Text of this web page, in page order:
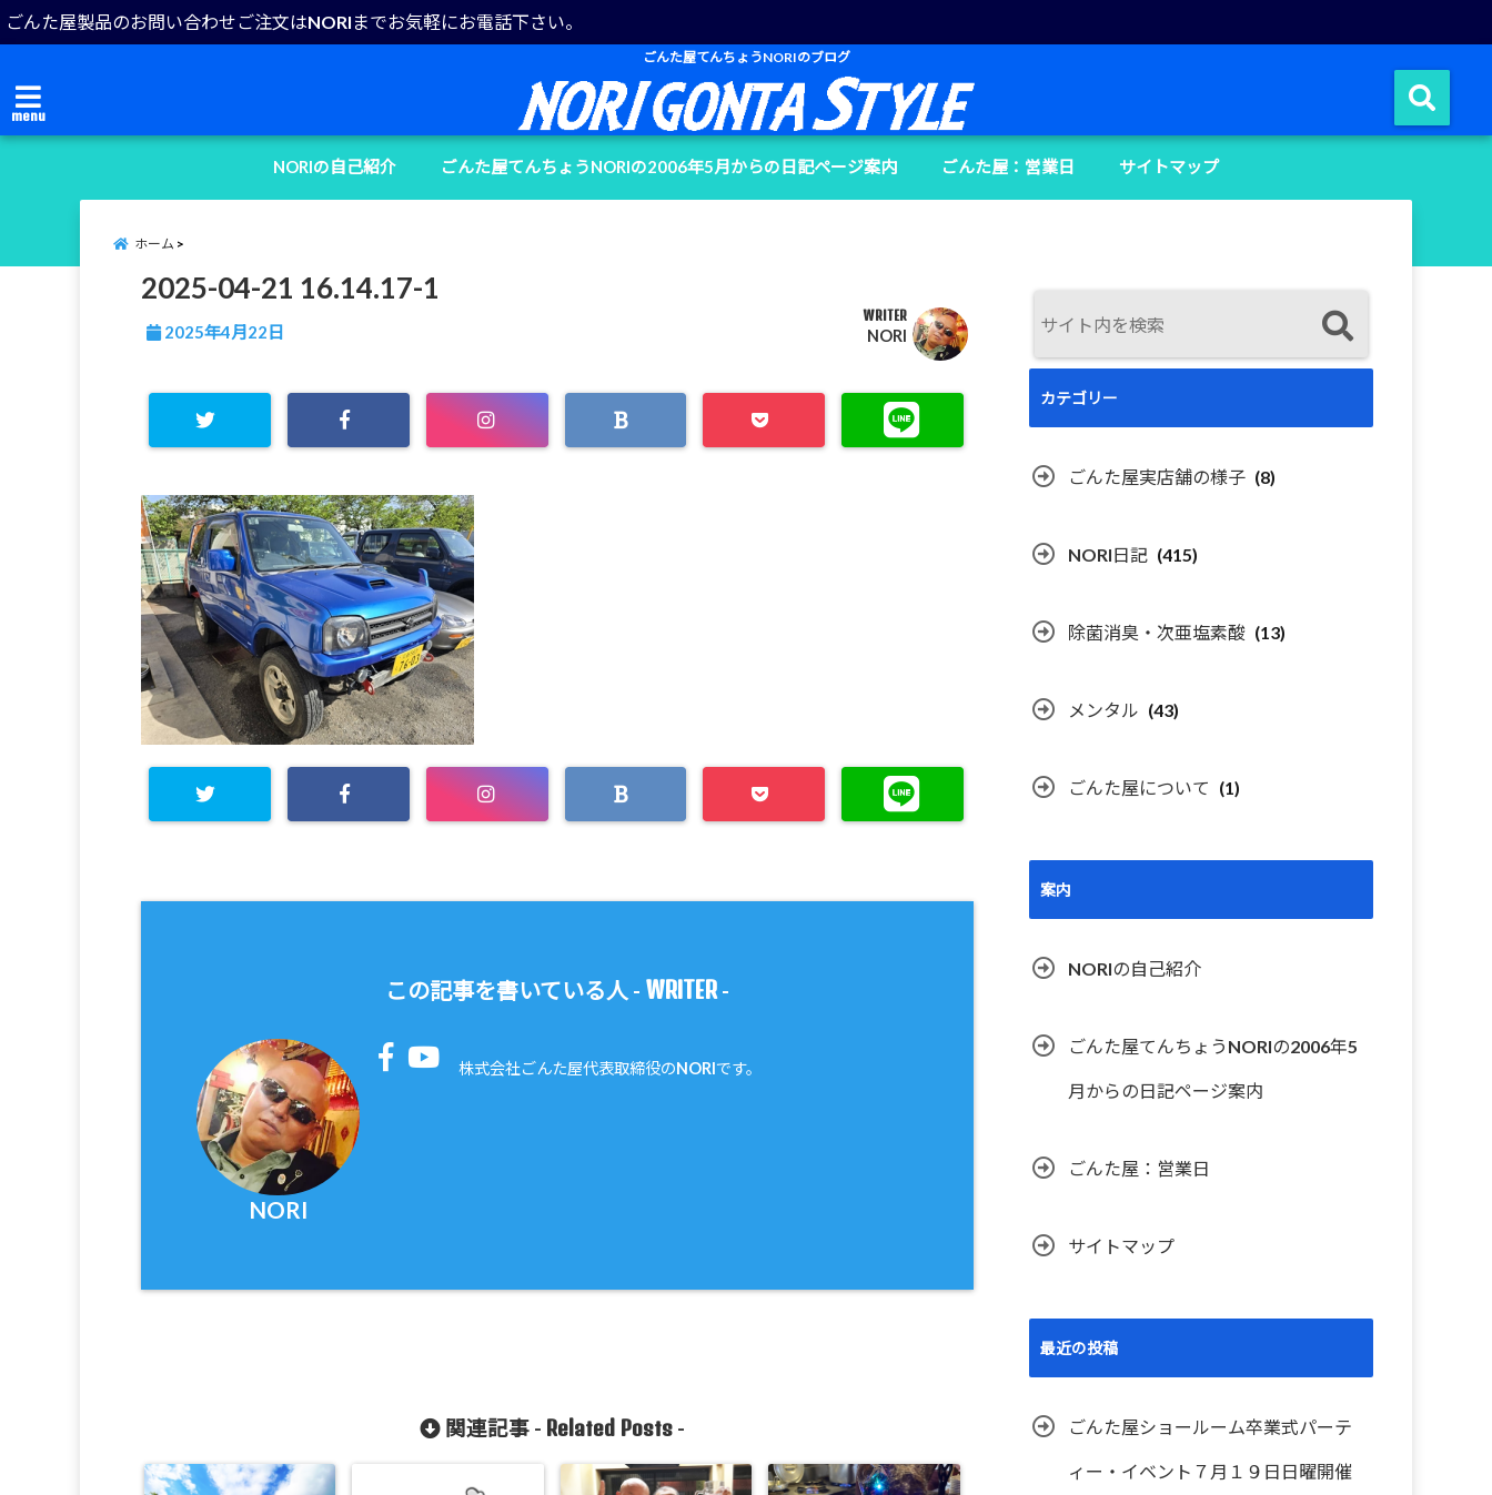
ごんた屋製品のお問い合わせご注文はNORIまでお気軽にお電話下さい。
ごんた屋てんちょうNORIのブログ
menu
NORIの自己紹介 ごんた屋てんちょうNORIの2006年5月からの日記ページ案内 ごんた屋：営業日 サイトマップ
ホーム
2025-04-21 16.14.17-1
2025年4月22日
WRITER
NORI
この記事を書いている人 - WRITER-
NORI
株式会社ごんた屋代表取締役のNORIです。
関連記事 - Related Posts-
カテゴリー
ごんた屋実店舗の様子 (8)
NORI日記 (415)
除菌消臭・次亜塩素酸 (13)
メンタル (43)
ごんた屋について (1)
案内
NORIの自己紹介
ごんた屋てんちょうNORIの2006年5
月からの日記ページ案内
ごんた屋：営業日
サイトマップ
最近の投稿
ごんた屋ショールーム卒業式パーテ
ィー・イベント７月１９日日曜開催